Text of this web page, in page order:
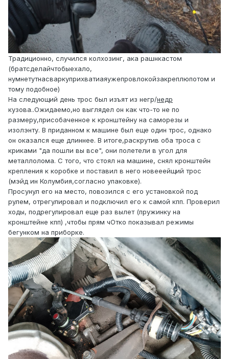
Традиционно, случился колхозинг, ака рашнкастом
(братсделайчтобыехало,
нумнетутнасваркуприхватиаяужепровлокойзакреплюпотом и
тому подобное)
На следующий день трос был изъят из негр/недр
кузова..Ожидаемо,но выглядел он как что-то не по
размеру,присобаченное к кронштейну на саморезы и
изолэнту. В приданном к машине был еще один трос, однако
он оказался еще длиннее. В итоге,раскрутив оба троса с
криками "да пошли вы все", они полетели в угол для
металлолома. С того, что стоял на машине, снял кронштейн
крепления к коробке и поставил в него новееейщий трос
(мэйд ин Колумбия,согласно упаковке).
Просунул его на место, повозился с его установкой под
рулем, отрегулировал и подключил его к самой кпп. Проверил
ходы, подрегулировал еще раз вылет (пружинку на
кронштейне кпп) ,чтобы прям чОтко показывал режимы
бегунком на приборке.